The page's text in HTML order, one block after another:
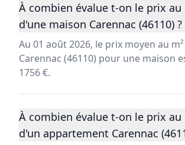
À combien évalue t-on le prix au
d'une maison Carennac (46110) ?
Au 01 août 2026, le prix moyen au m²
Carennac (46110) pour une maison
1756 €.
À combien évalue t-on le prix au
d'un appartement Carennac